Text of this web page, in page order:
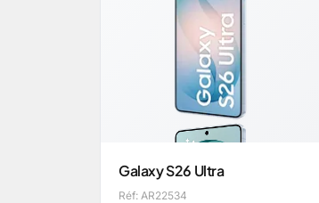
Galaxy S26 Ultra
Réf: AR22534